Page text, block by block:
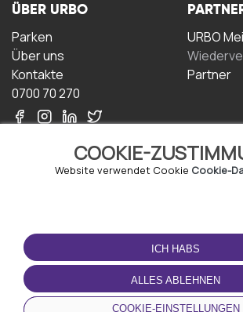
COOKIE-
Website verwendet Cookie Cookie-
ICH HABS
ALLES ABLEHNEN
COOKIE-EINSTELLUNGEN
ÜBER URBO
Parken
Über uns
Kontakte
0700 70 270
URBO
Partner
NUTZUNGSBEDINGUNGEN
Geschäftsbedingungen
Datenschutz-
Bestimmungen
Cookie-Richtlinie
LADEN